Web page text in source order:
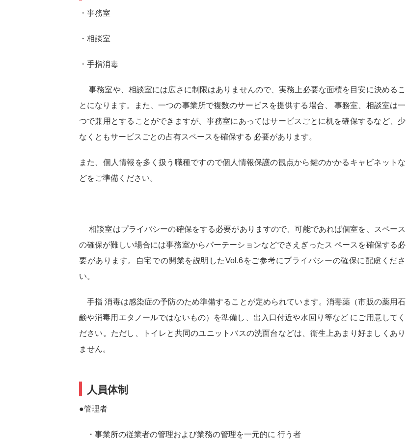
・事務室
・相談室
・手指消毒
事務室や、相談室には広さに制限はありませんので、実務上必要な面積を目安に決めるこ
とになります。また、一つの事業所で複数のサービスを提供する場合、 事務室、相談室は一
つで兼用とすることができますが、事務室にあってはサービスごとに机を確保するなど、少
なくともサービスごとの占有スペースを確保する 必要があります。
また、個人情報を多く扱う職種ですので個人情報保護の観点から鍵のかかるキャビネットな
どをご準備ください。
相談室はプライバシーの確保をする必要がありますので、可能であれば個室を、スペース
の確保が難しい場合には事務室からパーテーションなどでさえぎったス ペースを確保する必
要があります。自宅での開業を説明したVol.6をご参考にプライバシーの確保に配慮くださ
い。
手指 消毒は感染症の予防のため準備することが定められています。消毒薬（市販の薬用石
鹸や消毒用エタノールではないもの）を準備し、出入口付近や水回り等など にご用意してく
ださい。ただし、トイレと共同のユニットバスの洗面台などは、衛生上あまり好ましくあり
ません。
人員体制
●管理者
・事業所の従業者の管理および業務の管理を一元的に 行う者